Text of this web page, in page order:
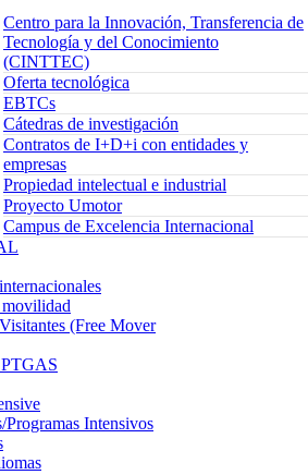
Centro para la Innovación, Transferencia de
Tecnología y del Conocimiento
(CINTTEC)
Oferta tecnológica
EBTCs
Cátedras de investigación
Contratos de I+D+i con entidades y
empresas
Propiedad intelectual e industrial
Proyecto Umotor
Campus de Excelencia Internacional
(Free Mover
PTGAS
Programas Intensivos